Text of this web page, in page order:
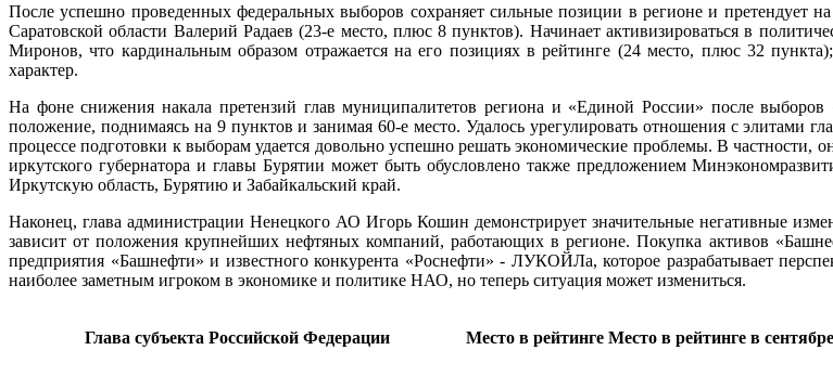
После успешно проведенных федеральных выборов сохраняет сильные позиции в регионе и претендует
Саратовской области Валерий Радаев (23-е место, плюс 8 пунктов). Начинает активизироваться в
Миронов, что кардинальным образом отражается на его позициях в рейтинге (24 место, плюс 32
характер.
На фоне снижения накала претензий глав муниципалитетов региона и «Единой России» после выборов
положение, поднимаясь на 9 пунктов и занимая 60-е место. Удалось урегулировать отношения с элитами
процессе подготовки к выборам удается довольно успешно решать экономические проблемы. В
иркутского губернатора и главы Бурятии может быть обусловлено также предложением
Иркутскую область, Бурятию и Забайкальский край.
Наконец, глава администрации Ненецкого АО Игорь Кошин демонстрирует значительные негативные
зависит от положения крупнейших нефтяных компаний, работающих в регионе. Покупка активов
предприятия «Башнефти» и известного конкурента «Роснефти» - ЛУКОЙЛа, которое разрабатывает
наиболее заметным игроком в экономике и политике НАО, но теперь ситуация может измениться.
Глава субъекта Российской Федерации Место в рейтинге Место в рейтинге в сентябре